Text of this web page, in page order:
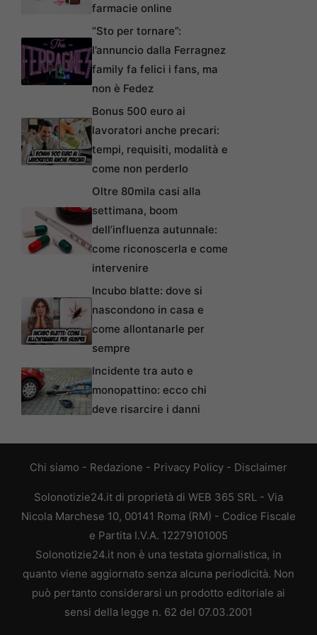
farmacie online
“Sto per tornare”:
l’annuncio dalla Ferragnez
family fa felici i fans, ma
non è Fedez
Bonus 500 euro ai
lavoratori anche precari:
tempi, requisiti, modalità e
come non perderlo
Oltre 80mila casi alla
settimana, boom
dell’influenza autunnale:
come riconoscerla e come
intervenire
Incubo blatte: dove si
nascondono in casa e
come allontanarle per
sempre
Incidente tra auto e
monopattino: ecco chi
deve risarcire i danni
Chi siamo - Redazione - Privacy Policy - Disclaimer
Solonotizie24.it di proprietà di WEB 365 SRL - Via
Nicola Marchese 10, 00141 Roma (RM) - Codice Fiscale
e Partita I.V.A. 12279101005
Solonotizie24.it non è una testata giornalistica, in
quanto viene aggiornato senza alcuna periodicità. Non
può pertanto considerarsi un prodotto editoriale ai
sensi della legge n. 62 del 07.03.2001